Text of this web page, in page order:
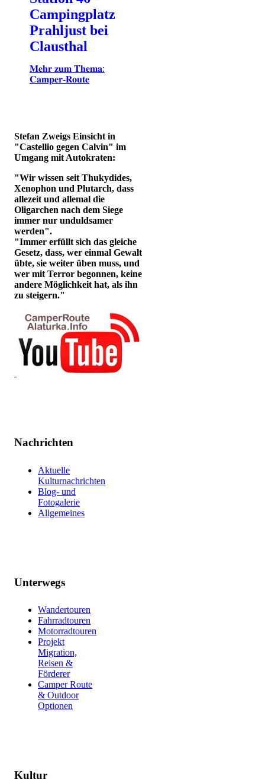
Campingplatz
Prahljust bei
Clausthal
𝐌𝐞𝐡𝐫 𝐳𝐮𝐦 𝐓𝐡𝐞𝐦𝐚:
𝐂𝐚𝐦𝐩𝐞𝐫-𝐑𝐨𝐮𝐭𝐞
Stefan Zweigs Einsicht in
"Castellio gegen Calvin" im
Umgang mit Autokraten:
"Wir wissen seit Thukydides,
Xenophon und Plutarch, dass
allezeit und allemal die
Oligarchen nach dem Siege
immer nur unduldsamer
werden".
"Immer erfüllt sich das gleiche
Gesetz, dass, wer einmal Gewalt
übte, sie weiter üben muss, und
wer mit Terror begonnen, keine
andere Möglichkeit hat, als ihn
zu steigern."
Nachrichten
Aktuelle
Kulturnachrichten
Blog- und
Fotogalerie
Allgemeines
Unterwegs
Wandertouren
Fahrradtouren
Motorradtouren
Projekt
Migration,
Reisen &
Förderer
Camper Route
& Outdoor
Optionen
Kultur